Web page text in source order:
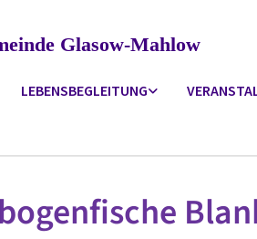
Glasow-Mahlow
LEBENSBEGLEITUNG